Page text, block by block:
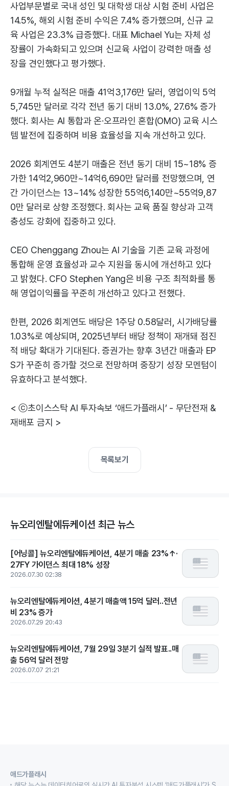
사업부문별로 국내 성인 및 대학생 대상 시험 준비 사업은
14.5%, 해외 시험 준비 수익은 7.4% 증가했으며, 신규 교
육 사업은 23.3% 급증했다. 대표 Michael Yu는 자체 성
장률이 가속화되고 있으며 신교육 사업이 강력한 매출 성
장을 견인했다고 평가했다.
9개월 누적 실적은 매출 41억3,176만 달러, 영업이익 5억
5,745만 달러로 각각 전년 동기 대비 13.0%, 27.6% 증가
했다. 회사는 AI 통합과 온·오프라인 혼합(OMO) 교육 시스
템 발전에 집중하며 비용 효율성을 지속 개선하고 있다.
2026 회계연도 4분기 매출은 전년 동기 대비 15~18% 증
가한 14억2,960만~14억6,690만 달러를 전망했으며, 연
간 가이던스는 13~14% 성장한 55억6,140만~55억9,87
0만 달러로 상향 조정했다. 회사는 교육 품질 향상과 고객
충성도 강화에 집중하고 있다.
CEO Chenggang Zhou는 AI 기술을 기존 교육 과정에
통합해 운영 효율성과 교수 지원을 동시에 개선하고 있다
고 밝혔다. CFO Stephen Yang은 비용 구조 최적화를 통
해 영업이익률을 꾸준히 개선하고 있다고 전했다.
한편, 2026 회계연도 배당은 1주당 0.58달러, 시가배당률
1.03%로 예상되며, 2025년부터 배당 정책이 재개돼 점진
적 배당 확대가 기대된다. 증권가는 향후 3년간 매출과 EP
S가 꾸준히 증가할 것으로 전망하며 중장기 성장 모멘텀이
유효하다고 분석했다.
< ⓒ초이스스탁 AI 투자속보 ‘애드가플래시’ - 무단전재 &
재배포 금지 >
목록보기
뉴오리엔탈에듀케이션 최근 뉴스
[어닝콜] 뉴오리엔탈에듀케이션, 4분기 매출 23%↑·
27FY 가이던스 최대 18% 성장
2026.07.30 02:38
뉴오리엔탈에듀케이션, 4분기 매출액 15억 달러..전년
비 23% 증가
2026.07.29 20:43
뉴오리엔탈에듀케이션, 7월 29일 3분기 실적 발표..매
출 56억 달러 전망
2026.07.07 21:21
애드가플래시